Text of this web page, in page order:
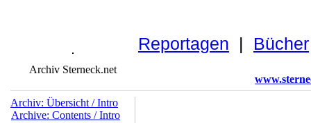
Reportagen Bücher
Archiv Sterneck.net
Archiv: Übersicht / Intro
Archive: Contents / Intro